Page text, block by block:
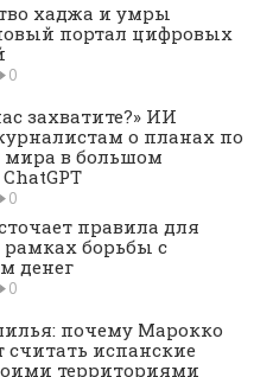
хаджа и умры
портал цифровых
0
захватите?» ИИ
о планах по
в большом
0
правила для
борьбы с
денег
0
почему Марокко
считать испанские
территориями